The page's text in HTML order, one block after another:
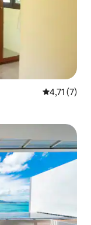
Évaluation
4,71 (7)